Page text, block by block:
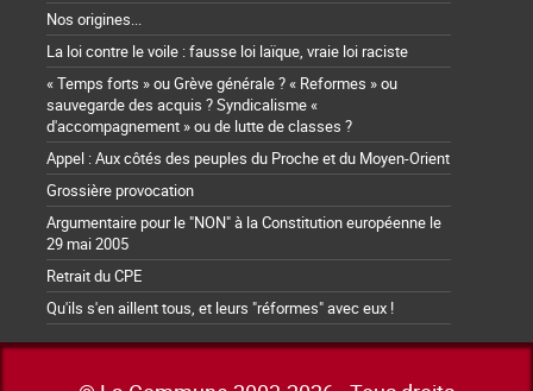
Nos origines...
La loi contre le voile : fausse loi laïque, vraie loi raciste
« Temps forts » ou Grève générale ? « Reformes » ou
sauvegarde des acquis ? Syndicalisme «
d'accompagnement » ou de lutte de classes ?
Appel : Aux côtés des peuples du Proche et du Moyen-Orient
Grossière provocation
Argumentaire pour le "NON" à la Constitution européenne le
29 mai 2005
Retrait du CPE
Qu'ils s'en aillent tous, et leurs "réformes" avec eux !